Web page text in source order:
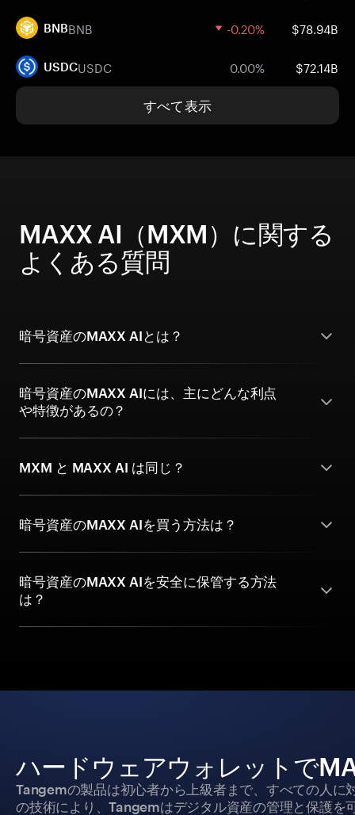
BNBBNB -0.20% $78.94B
USDCUSDC 0.00% $72.14B
すべて表示
MAXX AI（MXM）に関する
よくある質問
暗号資産のMAXX AIとは？
暗号資産のMAXX AIには、主にどんな利点
や特徴があるの？
MXM と MAXX AI は同じ？
暗号資産のMAXX AIを買う方法は？
暗号資産のMAXX AIを安全に保管する方法
は？
ハードウェアウォレットで
Tangemの製品は初心者から上級者まで、すべての人に
の技術により、Tangemはデジタル資産の管理と保護を